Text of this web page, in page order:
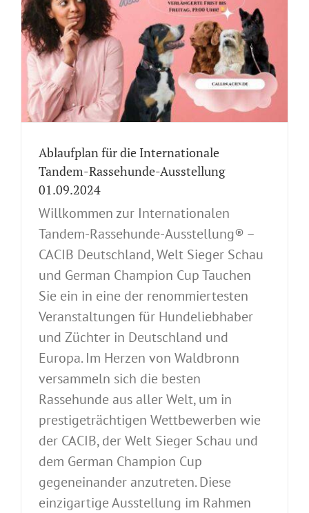
Ablaufplan für die Internationale
Tandem-Rassehunde-Ausstellung
01.09.2024
Willkommen zur Internationalen
Tandem-Rassehunde-Ausstellung®️ –
CACIB Deutschland, Welt Sieger Schau
und German Champion Cup Tauchen
Sie ein in eine der renommiertesten
Veranstaltungen für Hundeliebhaber
und Züchter in Deutschland und
Europa. Im Herzen von Waldbronn
versammeln sich die besten
Rassehunde aus aller Welt, um in
prestigeträchtigen Wettbewerben wie
der CACIB, der Welt Sieger Schau und
dem German Champion Cup
gegeneinander anzutreten. Diese
einzigartige Ausstellung im Rahmen